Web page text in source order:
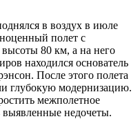
в воздух в июле
полет с
80 км, а на него
находился основатель
После этого полета
глубокую модернизацию.
межполетное
выявленные недочеты.